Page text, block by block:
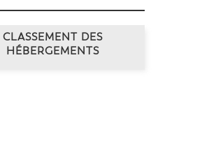
CLASSEMENT DES
HÉBERGEMENTS